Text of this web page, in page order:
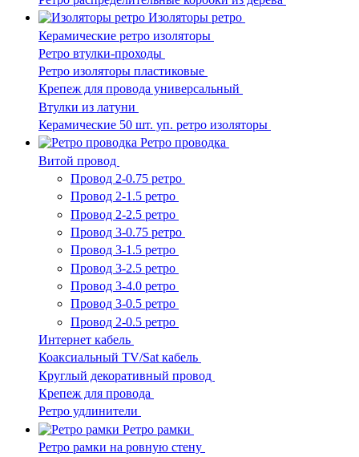
Изоляторы ретро
Керамические ретро изоляторы
Ретро втулки-проходы
Ретро изоляторы пластиковые
Крепеж для провода универсальный
Втулки из латуни
Керамические 50 шт. уп. ретро изоляторы
Ретро проводка
Витой провод
Провод 2-0.75 ретро
Провод 2-1.5 ретро
Провод 2-2.5 ретро
Провод 3-0.75 ретро
Провод 3-1.5 ретро
Провод 3-2.5 ретро
Провод 3-4.0 ретро
Провод 3-0.5 ретро
Провод 2-0.5 ретро
Интернет кабель
Коаксиальный TV/Sat кабель
Круглый декоративный провод
Крепеж для провода
Ретро удлинители
Ретро рамки
Ретро рамки на ровную стену